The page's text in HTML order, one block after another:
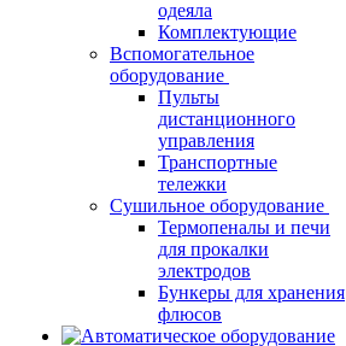
одеяла
Комплектующие
Вспомогательное
оборудование
Пульты
дистанционного
управления
Транспортные
тележки
Сушильное оборудование
Термопеналы и печи
для прокалки
электродов
Бункеры для хранения
флюсов